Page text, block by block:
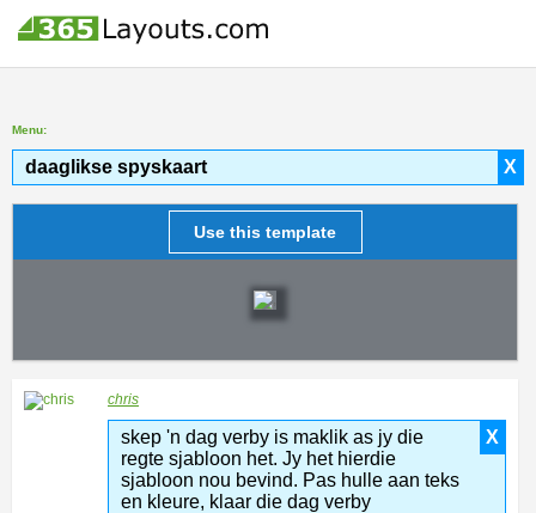
Menu:
X
daaglikse spyskaart
Use this template
chris
X
skep 'n dag verby is maklik as jy die
regte sjabloon het. Jy het hierdie
sjabloon nou bevind. Pas hulle aan teks
en kleure, klaar die dag verby